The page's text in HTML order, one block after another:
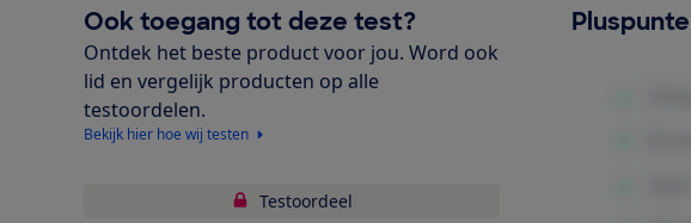
Ook toegang tot deze test?
Ontdek het beste product voor jou. Word ook
lid en vergelijk producten op alle
testoordelen.
Bekijk hier hoe wij testen
Testoordeel